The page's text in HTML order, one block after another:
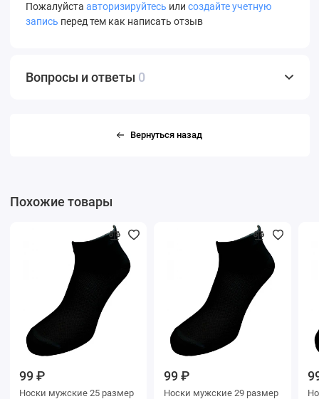
Пожалуйста авторизируйтесь или создайте учетную
запись перед тем как написать отзыв
Вопросы и ответы 0
Вернуться назад
Похожие товары
99 ₽
Носки мужские 25 размер
99 ₽
Носки мужские 29 размер
Носки